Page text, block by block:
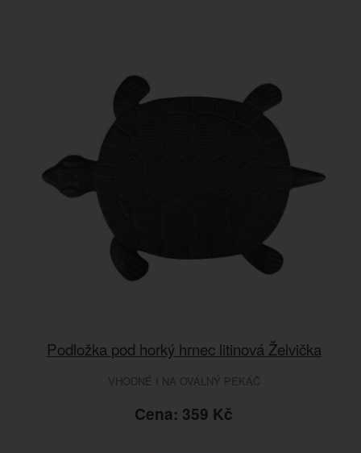
Podložka pod horký hrnec litinová Želvička
VHODNÉ I NA OVÁLNÝ PEKÁČ
Cena: 359 Kč